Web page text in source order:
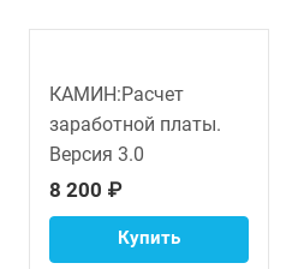
КАМИН:Расчет
заработной платы.
Версия 3.0
8 200 ₽
Купить